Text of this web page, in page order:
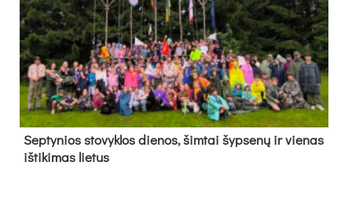
Sep­ty­nios sto­vyk­los die­nos, šim­tai šyp­se­nų ir vie­nas
iš­ti­ki­mas lie­tus